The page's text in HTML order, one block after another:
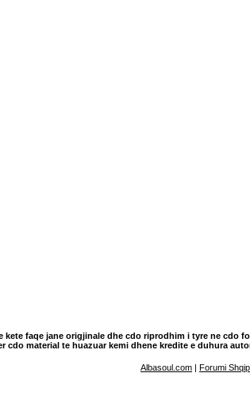
kete faqe jane origjinale dhe cdo riprodhim i tyre ne
cdo material te huazuar kemi dhene kredite e duhura
Albasoul.com | Forumi